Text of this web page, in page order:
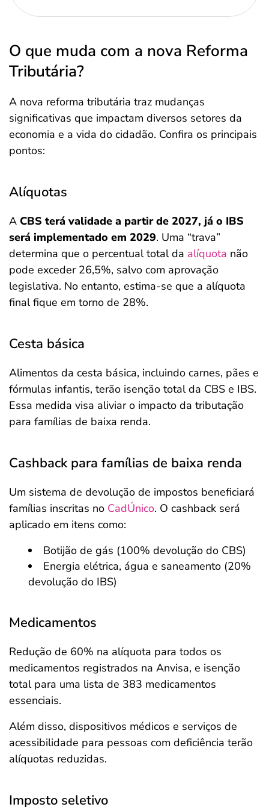
O que muda com a nova Reforma
Tributária?
A nova reforma tributária traz mudanças
significativas que impactam diversos setores da
economia e a vida do cidadão. Confira os principais
pontos:
Alíquotas
A CBS terá validade a partir de 2027, já o IBS
será implementado em 2029. Uma “trava”
determina que o percentual total da alíquota não
pode exceder 26,5%, salvo com aprovação
legislativa. No entanto, estima-se que a alíquota
final fique em torno de 28%.
Cesta básica
Alimentos da cesta básica, incluindo carnes, pães e
fórmulas infantis, terão isenção total da CBS e IBS.
Essa medida visa aliviar o impacto da tributação
para famílias de baixa renda.
Cashback para famílias de baixa renda
Um sistema de devolução de impostos beneficiará
famílias inscritas no CadÚnico. O cashback será
aplicado em itens como:
Botijão de gás (100% devolução do CBS)
Energia elétrica, água e saneamento (20%
devolução do IBS)
Medicamentos
Redução de 60% na alíquota para todos os
medicamentos registrados na Anvisa, e isenção
total para uma lista de 383 medicamentos
essenciais.
Além disso, dispositivos médicos e serviços de
acessibilidade para pessoas com deficiência terão
alíquotas reduzidas.
Imposto seletivo